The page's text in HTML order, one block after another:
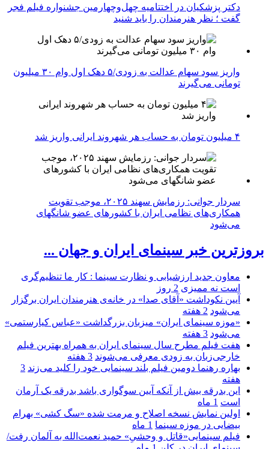
دکتر پزشکیان در اختتامیه چهل‌وچهارمین جشنواره فیلم فجر
گفت ؛ نظر هنرمندان را باید شنید
واریز سود سهام عدالت به زودی/۵ دهک اول وام ۳۰ میلیون
تومانی می‌گیرند
۴ میلیون تومان به حساب هر شهروند ایرانی واریز شد
سردار جوانی: رزمایش سهند ۲۰۲۵، موجب تقویت
همکاری‌های نظامی ایران با کشور‌های عضو شانگهای
می‌شود
بروزترین خبر سینمای ایران و جهان ...
معاون جدید ارزشیابی و نظارت سینما : کار ما تنظیم‌گری
است نه ممیزی 2 روز
آیین نکوداشت «آقای صدا» در خانه‌ی هنرمندان ایران برگزار
می‌شود 2 هفته
«موزه سینمای ایران» میزبان بزرگداشت «عباس کیارستمی»
می‌شود 3 هفته
هفت فیلم مطرح سال سینمای ایران به همراه بهترین فیلم
خارجی‌زبان به زودی معرفی می‌شوند 3 هفته
بهاره رهنما دومین فیلم بلند سینمایی خود را کلید می‌زند 3
هفته
این بدرقه بیش از آنکه آیین سوگواری باشد بدرقه یک آرمان
است 1 ماه
اولین نمایش نسخه اصلاح و مرمت شده «سگ کشی» بهرام
بیضایی در موزه سینما 1 ماه
فیلم سینمایی«قاتل و وحشیِ» حمید نعمت‌الله به آلمان رفت/